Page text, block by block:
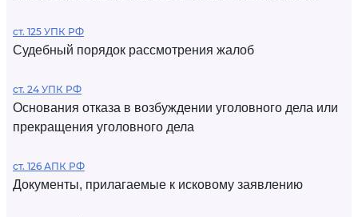
ст. 125 УПК РФ
Судебный порядок рассмотрения жалоб
ст. 24 УПК РФ
Основания отказа в возбуждении уголовного дела или
прекращения уголовного дела
ст. 126 АПК РФ
Документы, прилагаемые к исковому заявлению